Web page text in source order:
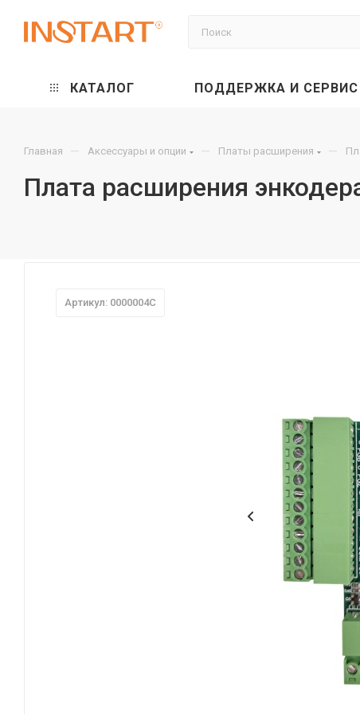
КАТАЛОГ ПОДДЕРЖКА И СЕРВИС
Главная — Аксессуары и опции — Платы расширения —
Плата расширения
Артикул: 0000004C